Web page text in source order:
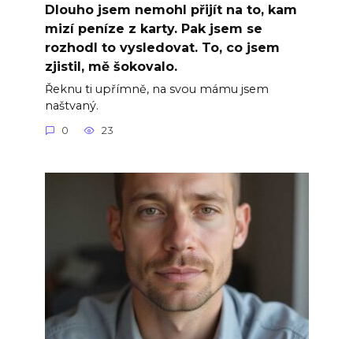
Dlouho jsem nemohl přijít na to, kam
mizí peníze z karty. Pak jsem se
rozhodl to vysledovat. To, co jsem
zjistil, mě šokovalo.
Řeknu ti upřímně, na svou mámu jsem
naštvaný.
0 23